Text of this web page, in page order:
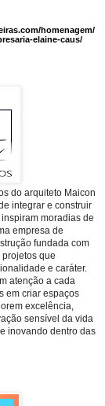
homenagem/
elaine-caus/
do arquiteto Maicon
integrar e construir
moradias de
empresa de
fundada com
que
e caráter.
atenção a cada
em criar espaços
excelência,
sensível da vida
inovando dentro das